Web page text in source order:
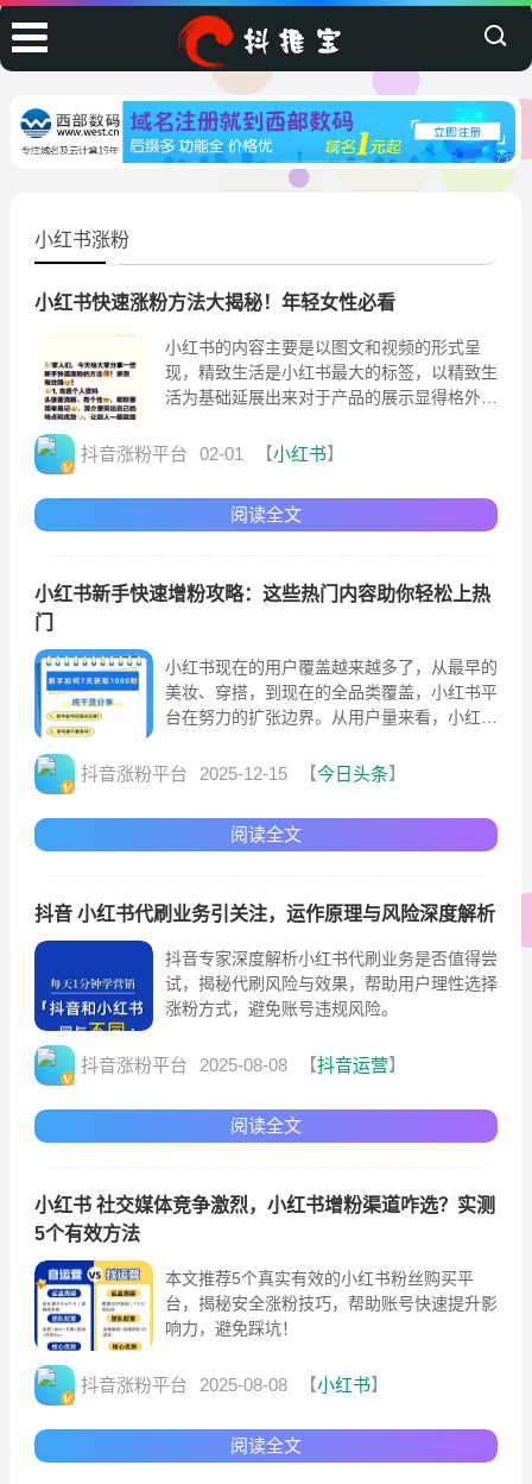
小红书涨粉
小红书快速涨粉方法大揭秘！年轻女性必看
小红书的内容主要是以图文和视频的形式呈
现，精致生活是小红书最大的标签，以精致生
活为基础延展出来对于产品的展示显得格外让
被种草。
抖音涨粉平台 02-01 【小红书】
阅读全文
小红书新手快速增粉攻略：这些热门内容助你轻松上热
门
小红书现在的用户覆盖越来越多了，从最早的
美妆、穿搭，到现在的全品类覆盖，小红书平
台在努力的扩张边界。从用户量来看，小红书
要不要去做一个平台
抖音涨粉平台 2025-12-15 【今日头条】
阅读全文
抖音 小红书代刷业务引关注，运作原理与风险深度解析
抖音专家深度解析小红书代刷业务是否值得尝
试，揭秘代刷风险与效果，帮助用户理性选择
涨粉方式，避免账号违规风险。
抖音涨粉平台 2025-08-08 【抖音运营】
阅读全文
小红书 社交媒体竞争激烈，小红书增粉渠道咋选？实测
5个有效方法
本文推荐5个真实有效的小红书粉丝购买平
台，揭秘安全涨粉技巧，帮助账号快速提升影
响力，避免踩坑！
抖音涨粉平台 2025-08-08 【小红书】
阅读全文